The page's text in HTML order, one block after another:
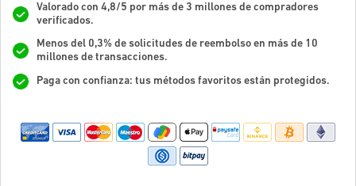
Valorado con 4,8/5 por más de 3 millones de compradores
verificados.
Menos del 0,3% de solicitudes de reembolso en más de 10
millones de transacciones.
Paga con confianza: tus métodos favoritos están protegidos.